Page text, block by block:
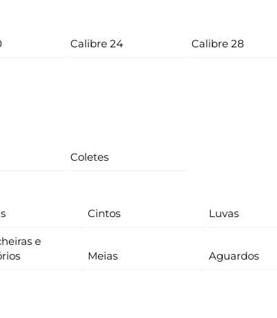
Calibre 24 Calibre 28
Coletes
Cintos Luvas
e
Meias Aguardos